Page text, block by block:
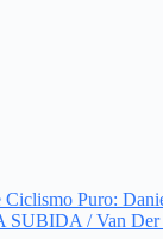
Ciclismo Puro:
/ Van Der